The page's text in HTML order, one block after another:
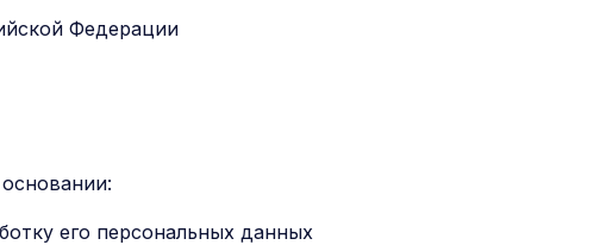
Федерации
его персональных данных